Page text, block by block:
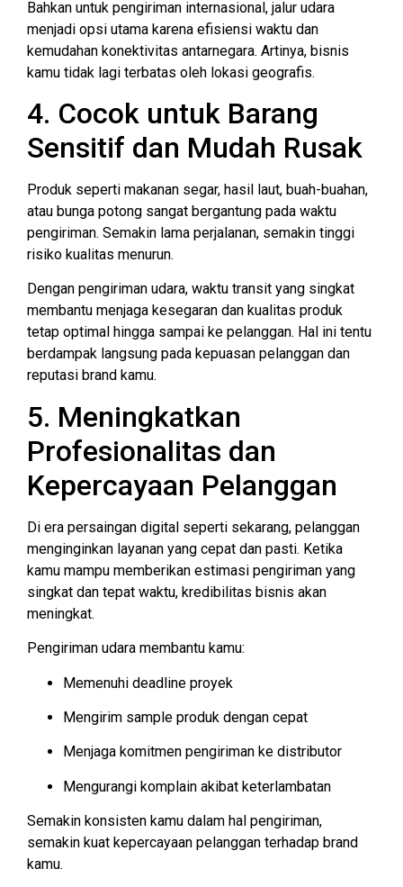
Bahkan untuk pengiriman internasional, jalur udara
menjadi opsi utama karena efisiensi waktu dan
kemudahan konektivitas antarnegara. Artinya, bisnis
kamu tidak lagi terbatas oleh lokasi geografis.
4. Cocok untuk Barang
Sensitif dan Mudah Rusak
Produk seperti makanan segar, hasil laut, buah-buahan,
atau bunga potong sangat bergantung pada waktu
pengiriman. Semakin lama perjalanan, semakin tinggi
risiko kualitas menurun.
Dengan pengiriman udara, waktu transit yang singkat
membantu menjaga kesegaran dan kualitas produk
tetap optimal hingga sampai ke pelanggan. Hal ini tentu
berdampak langsung pada kepuasan pelanggan dan
reputasi brand kamu.
5. Meningkatkan
Profesionalitas dan
Kepercayaan Pelanggan
Di era persaingan digital seperti sekarang, pelanggan
menginginkan layanan yang cepat dan pasti. Ketika
kamu mampu memberikan estimasi pengiriman yang
singkat dan tepat waktu, kredibilitas bisnis akan
meningkat.
Pengiriman udara membantu kamu:
Memenuhi deadline proyek
Mengirim sample produk dengan cepat
Menjaga komitmen pengiriman ke distributor
Mengurangi komplain akibat keterlambatan
Semakin konsisten kamu dalam hal pengiriman,
semakin kuat kepercayaan pelanggan terhadap brand
kamu.